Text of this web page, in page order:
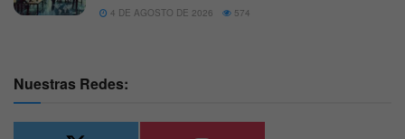
4 DE AGOSTO DE 2026 574
Nuestras Redes: